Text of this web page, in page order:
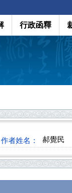
行政函釋
作者姓名： 郝覺民